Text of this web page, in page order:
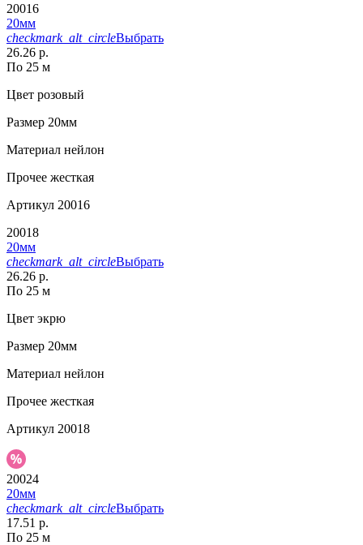
20016
20мм
checkmark_alt_circleВыбрать
26.26 р.
По 25 м
Цвет розовый
Размер 20мм
Материал нейлон
Прочее жесткая
Артикул 20016
20018
20мм
checkmark_alt_circleВыбрать
26.26 р.
По 25 м
Цвет экрю
Размер 20мм
Материал нейлон
Прочее жесткая
Артикул 20018
20024
20мм
checkmark_alt_circleВыбрать
17.51 р.
По 25 м